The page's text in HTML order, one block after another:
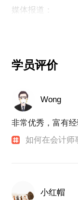
媒体报道：
学员评价
Wong
非常优秀，富有
如何在会计师
小红帽